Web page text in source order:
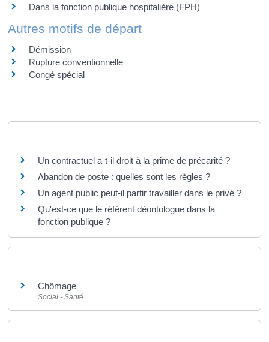
Dans la fonction publique hospitalière (FPH)
Autres motifs de départ
Démission
Rupture conventionnelle
Congé spécial
Un contractuel a-t-il droit à la prime de précarité ?
Abandon de poste : quelles sont les règles ?
Un agent public peut-il partir travailler dans le privé ?
Qu'est-ce que le référent déontologue dans la
fonction publique ?
Chômage
Social - Santé